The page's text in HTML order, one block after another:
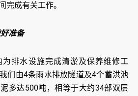
完成有关工作。
准备
排水设施完成清淤及保养维修工
们由4条雨水排放隧道及4个蓄洪池
多达500吨，相等于大约34部双层